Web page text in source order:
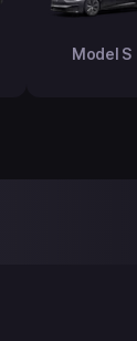
Model S